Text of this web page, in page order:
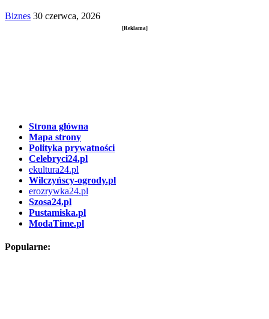
Biznes 30 czerwca, 2026
[Reklama]
Strona główna
Mapa strony
Polityka prywatności
Celebryci24.pl
ekultura24.pl
Wilczyńscy-ogrody.pl
erozrywka24.pl
Szosa24.pl
Pustamiska.pl
ModaTime.pl
Popularne: